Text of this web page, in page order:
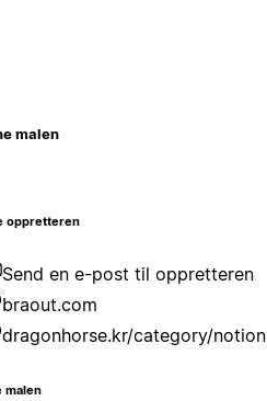
malen
oppretteren
Send en e-post til oppretteren
braout.com
dragonhorse.kr/category/notion
malen